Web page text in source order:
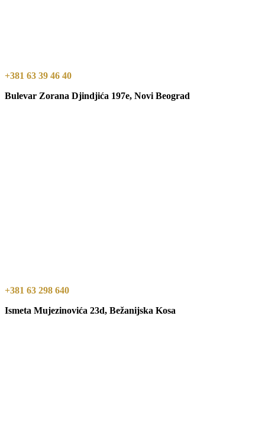
+381 63 39 46 40
Bulevar Zorana Djindjića 197e, Novi Beograd
+381 63 298 640
Ismeta Mujezinovića 23d, Bežanijska Kosa